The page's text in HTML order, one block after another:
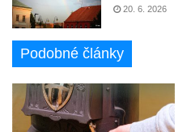
20. 6. 2026
Podobné články